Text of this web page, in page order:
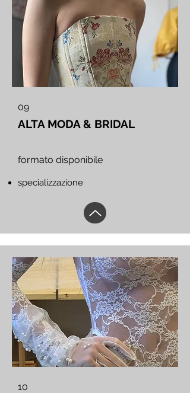
09
ALTA MODA & BRIDAL
formato disponibile
specializzazione
10